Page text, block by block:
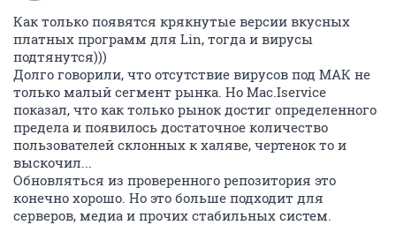
Как только появятся крякнутые версии вкусных
платных программ для Lin, тогда и вирусы
подтянутся)))
Долго говорили, что отсутствие вирусов под МАК не
только малый сегмент рынка. Но Mac.Iservice
показал, что как только рынок достиг определенного
предела и появилось достаточное количество
пользователей склонных к халяве, чертенок то и
выскочил...
Обновляться из проверенного репозитория это
конечно хорошо. Но это больше подходит для
серверов, медиа и прочих стабильных систем.